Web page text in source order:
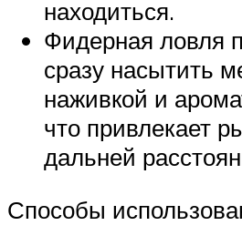
находиться.
Фидерная ловля
сразу насытить
наживкой и
что привлекает
дальней
Способы